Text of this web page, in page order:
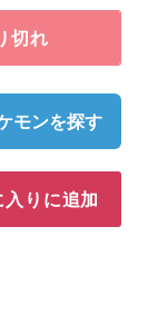
切れ
モンを探す
入りに追加